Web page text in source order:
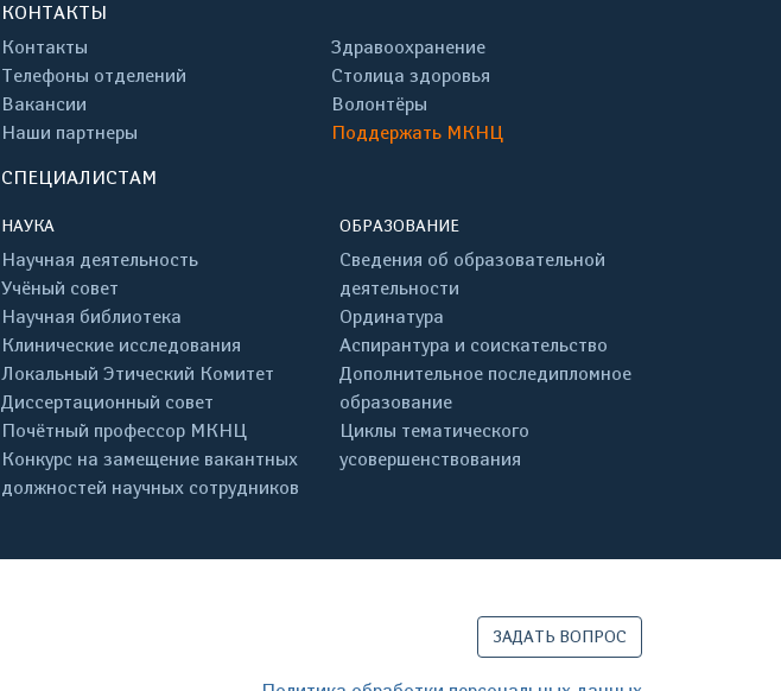
КОНТАКТЫ
Контакты
Телефоны отделений
Вакансии
Наши партнеры
Здравоохранение
Столица здоровья
Волонтёры
Поддержать МКНЦ
СПЕЦИАЛИСТАМ
НАУКА
Научная деятельность
Учёный совет
Научная библиотека
Клинические исследования
Локальный Этический Комитет
Диссертационный совет
Почётный профессор МКНЦ
Конкурс на замещение вакантных
должностей научных сотрудников
ОБРАЗОВАНИЕ
Сведения об образовательной
деятельности
Ординатура
Аспирантура и соискательство
Дополнительное последипломное
образование
Циклы тематического
усовершенствования
ЗАДАТЬ ВОПРОС